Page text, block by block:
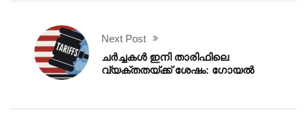
Next Post
ചർച്ചകൾ ഇനി താരിഫിലെ
വ്യക്തതയ്ക്ക് ശേഷം: ഗോയൽ